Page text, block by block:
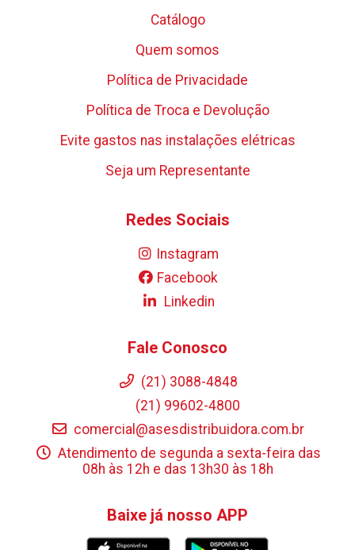
Catálogo
Quem somos
Política de Privacidade
Política de Troca e Devolução
Evite gastos nas instalações elétricas
Seja um Representante
Redes Sociais
Instagram
Facebook
Linkedin
Fale Conosco
(21) 3088-4848
(21) 99602-4800
comercial@asesdistribuidora.com.br
Atendimento de segunda a sexta-feira das
08h às 12h e das 13h30 às 18h
Baixe já nosso APP